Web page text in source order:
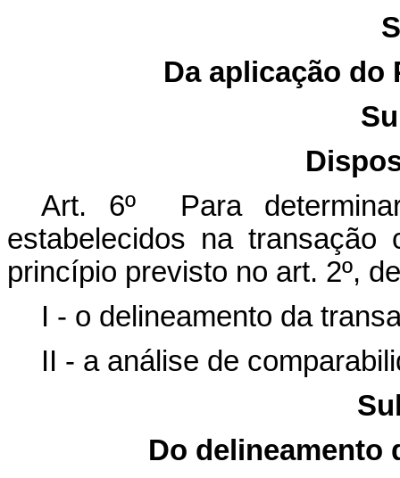
Da aplicação do
Art. 6º Para
estabelecidos na
princípio previsto no art. 2º,
I - o delineamento da
II - a análise de
Do delineamento